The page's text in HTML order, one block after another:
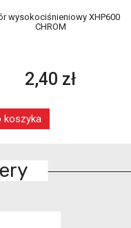
wysokociśnieniowy XHP600
CHROM
2,40 zł
koszyka